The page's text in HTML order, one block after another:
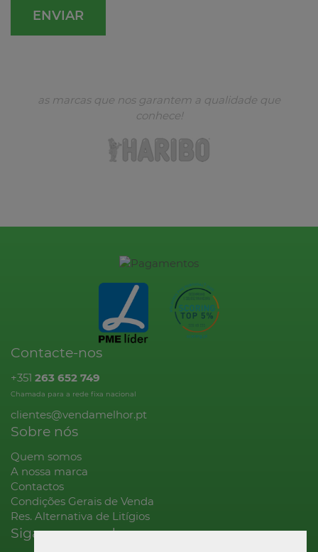
as marcas que nos garantem a qualidade que
conhece!
Contacte-nos
+351 263 652 749
Chamada para a rede fixa nacional
clientes@vendamelhor.pt
Sobre nós
Quem somos
A nossa marca
Contactos
Condições Gerais de Venda
Res. Alternativa de Litígios
Siga-nos na rede